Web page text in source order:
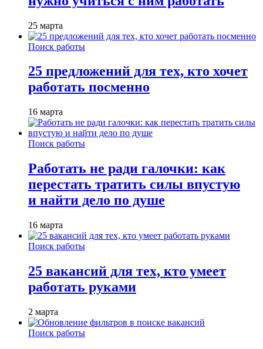
25 марта
Поиск работы
25 предложений для тех, кто хочет
работать посменно
16 марта
Поиск работы
Работать не ради галочки: как
перестать тратить силы впустую
и найти дело по душе
16 марта
Поиск работы
25 вакансий для тех, кто умеет
работать руками
2 марта
Поиск работы